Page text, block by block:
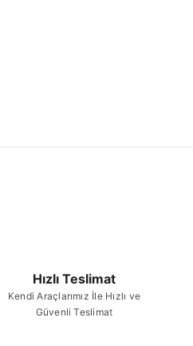
Hızlı Teslimat
Kendi Araçlarımız İle Hızlı ve
Güvenli Teslimat